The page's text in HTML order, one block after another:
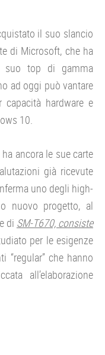
il suo slancio
di Microsoft, che ha
suo top di gamma
ad oggi può vantare
hardware e
10.
ancora le sue carte
già ricevute
uno degli high-
nuovo progetto, al
di SM-T670, consiste
per le esigenze
che hanno
all’elaborazione